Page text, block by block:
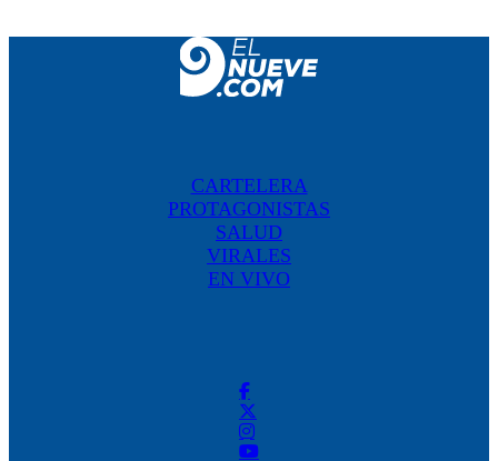
CARTELERA
PROTAGONISTAS
SALUD
VIRALES
EN VIVO